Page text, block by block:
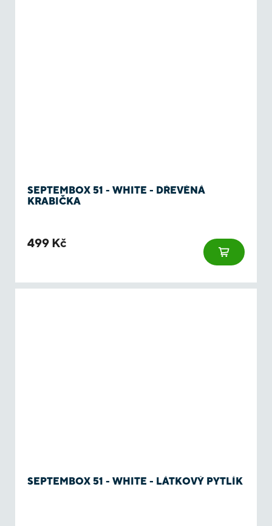
SEPTEMBOX 51 - WHITE - DŘEVĚNÁ
KRABIČKA
499 Kč
SEPTEMBOX 51 - WHITE - LÁTKOVÝ PYTLÍK